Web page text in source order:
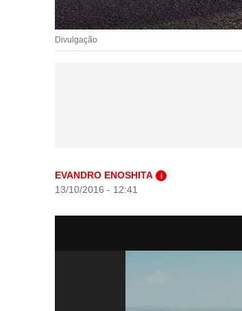
Divulgação
EVANDRO ENOSHITA i
13/10/2016 - 12:41